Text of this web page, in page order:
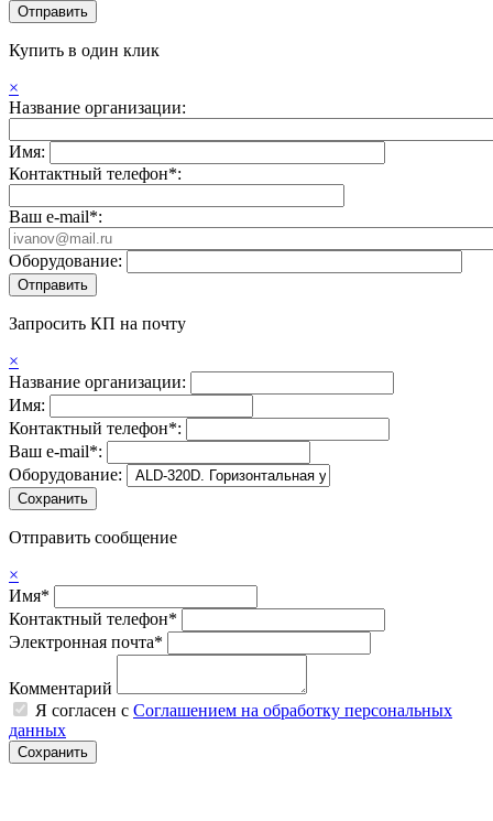
Купить в один клик
×
Название организации:
Имя:
Контактный телефон*:
Ваш e-mail*:
Оборудование:
Запросить КП на почту
×
Название организации:
Имя:
Контактный телефон*:
Ваш e-mail*:
Оборудование:
Отправить сообщение
×
Имя*
Контактный телефон*
Электронная почта*
Комментарий
Я согласен с Соглашением на обработку персональных
данных